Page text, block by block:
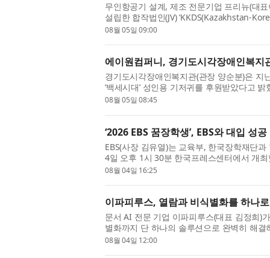
무인항공기 설계, 제조 전문기업 프리뉴(대
설립한 합작법인(JV) ‘KKDS(Kazakhstan-
고, 중앙아시아 드론 시장 공략을 위한 현...
08월 05일 09:00
에이원컴퍼니, 경기도시각장애인복지
경기도시각장애인복지관(관장 양순분)은 지
‘백세시대’ 성인용 기저귀를 후원받았다고
장애인복지관이 함께하는 첫 나눔으로, ...
08월 05일 08:45
‘2026 EBS 꿈장학생’, EBS와 대입 성
EBS(사장 김유열)는 교육부, 한국장학재단과
4일 오후 1시 30분 한국프레스센터에서 개
시작된 ‘EBS 꿈장학생’은 올해까지 16...
08월 04일 16:25
이파피루스, 열람과 비식별화를 하나
문서 AI 전문 기업 이파피루스(대표 김정희)
별화까지 단 하나의 솔루션으로 완벽히 해결
(StreamDocs) 7.0’을 공식 출시했다고 밝혔
08월 04일 12:00